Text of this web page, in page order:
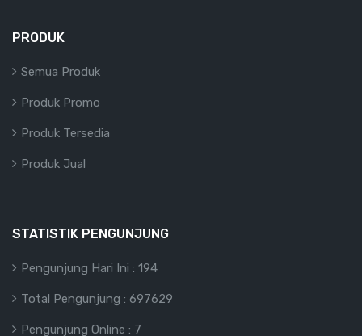
PRODUK
Semua Produk
Produk Promo
Produk Tersedia
Produk Jual
STATISTIK PENGUNJUNG
Pengunjung Hari Ini : 194
Total Pengunjung : 697629
Pengunjung Online : 7